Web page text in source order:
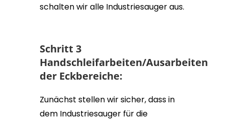
schalten wir alle Industriesauger aus.
Schritt 3
Handschleifarbeiten/Ausarbeiten
der Eckbereiche:
Zunächst stellen wir sicher, dass in
dem Industriesauger für die